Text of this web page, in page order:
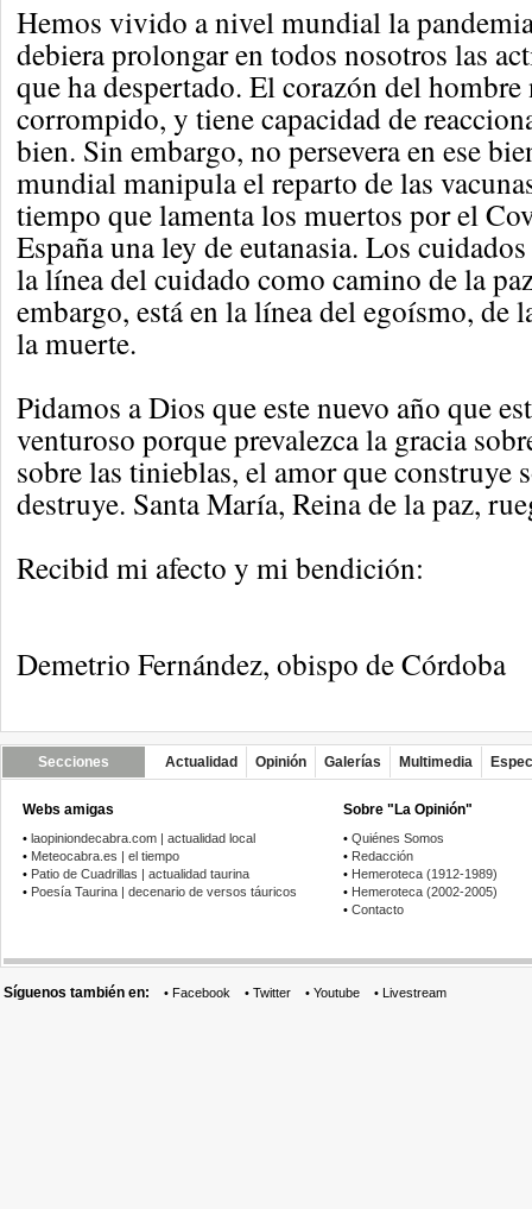
Hemos vivido a nivel mundial la
debiera prolongar en todos nosotros las
que ha despertado. El corazón del hombre
corrompido, y tiene capacidad de
bien. Sin embargo, no persevera en ese
mundial manipula el reparto de las
tiempo que lamenta los muertos por el
España una ley de eutanasia. Los
la línea del cuidado como camino de la
embargo, está en la línea del egoísmo, de
la muerte.
Pidamos a Dios que este nuevo año que
venturoso porque prevalezca la gracia
sobre las tinieblas, el amor que construye
destruye. Santa María, Reina de la paz,
Recibid mi afecto y mi bendición:
Demetrio Fernández, obispo de Córdoba
Secciones Actualidad Opinión Galerías Multimedia
Webs amigas
• laopiniondecabra.com | actualidad local
• Meteocabra.es | el tiempo
• Patio de Cuadrillas | actualidad taurina
• Poesía Taurina | decenario de versos táuricos
Sobre "La Opinión"
• Quiénes Somos
• Redacción
• Hemeroteca (1912-1989)
• Hemeroteca (2002-2005)
• Contacto
Síguenos también en: • Facebook • Twitter • Youtube • Livestream